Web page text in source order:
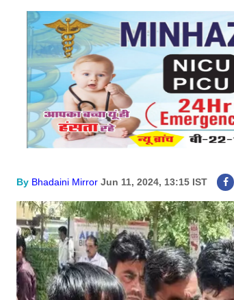
By Bhadaini Mirror Jun 11, 2024, 13:15 IST